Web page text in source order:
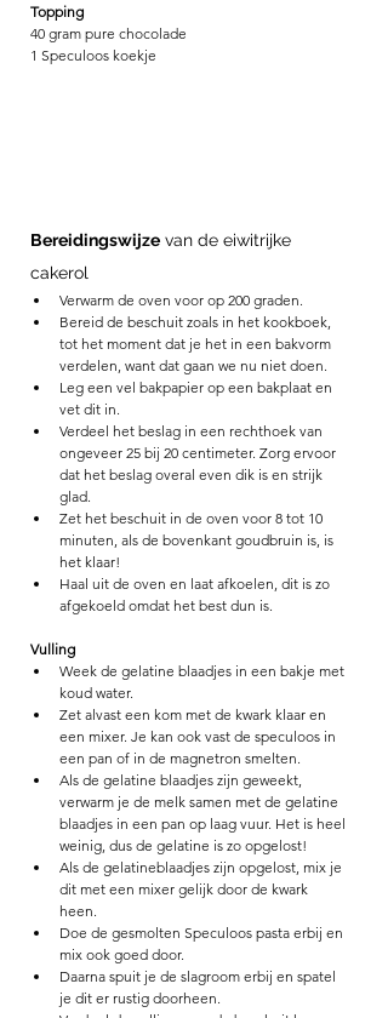
Topping
40 gram pure chocolade
1 Speculoos koekje
Bereidingswijze van de eiwitrijke
cakerol
Verwarm de oven voor op 200 graden.
Bereid de beschuit zoals in het kookboek,
tot het moment dat je het in een bakvorm
verdelen, want dat gaan we nu niet doen.
Leg een vel bakpapier op een bakplaat en
vet dit in.
Verdeel het beslag in een rechthoek van
ongeveer 25 bij 20 centimeter. Zorg ervoor
dat het beslag overal even dik is en strijk
glad.
Zet het beschuit in de oven voor 8 tot 10
minuten, als de bovenkant goudbruin is, is
het klaar!
Haal uit de oven en laat afkoelen, dit is zo
afgekoeld omdat het best dun is.
Vulling
Week de gelatine blaadjes in een bakje met
koud water.
Zet alvast een kom met de kwark klaar en
een mixer. Je kan ook vast de speculoos in
een pan of in de magnetron smelten.
Als de gelatine blaadjes zijn geweekt,
verwarm je de melk samen met de gelatine
blaadjes in een pan op laag vuur. Het is heel
weinig, dus de gelatine is zo opgelost!
Als de gelatineblaadjes zijn opgelost, mix je
dit met een mixer gelijk door de kwark
heen.
Doe de gesmolten Speculoos pasta erbij en
mix ook goed door.
Daarna spuit je de slagroom erbij en spatel
je dit er rustig doorheen.